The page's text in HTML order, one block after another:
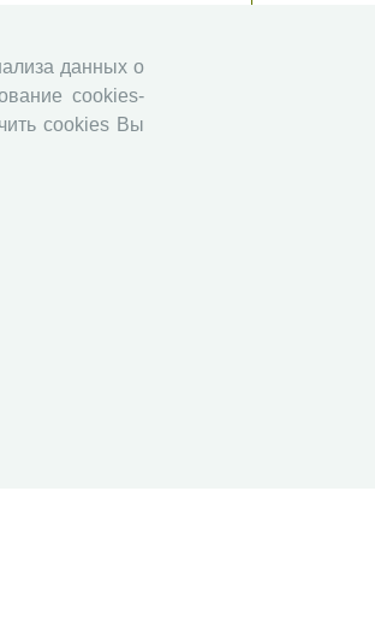
данных о
cookies-
cookies Вы